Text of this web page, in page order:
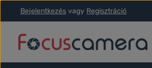
a fő tartalomra
Ugrás a kereséshez
Ugrás a fő navigációhoz
Bejelentkezés vagy Regisztráció